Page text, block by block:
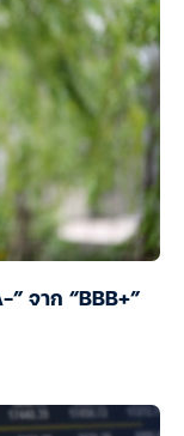
” จาก “BBB+”